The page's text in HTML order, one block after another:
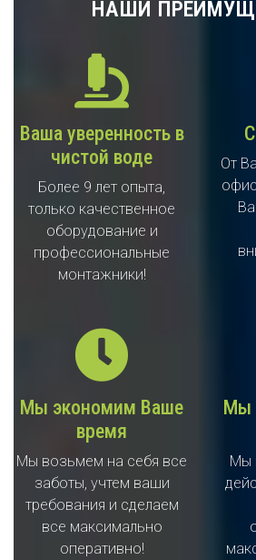
НАШИ
Ваша уверенность в
чистой воде
Более 9 лет опыта,
только качественное
оборудование и
профессиональные
монтажники!
От
Мы экономим Ваше
время
Мы возьмем на себя все
заботы, учтем ваши
требования и сделаем
все максимально
оперативно!
Мы
Мы